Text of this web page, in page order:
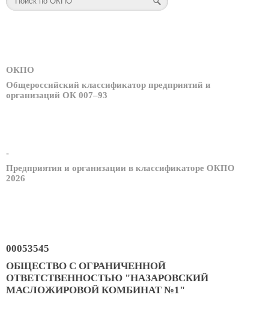
ОКПО
Общероссийский классификатор предприятий и
организаций ОК 007–93
-
Предприятия и организации в классификаторе ОКПО
2026
00053545
ОБЩЕСТВО С ОГРАНИЧЕННОЙ
ОТВЕТСТВЕННОСТЬЮ "НАЗАРОВСКИЙ
МАСЛОЖИРОВОЙ КОМБИНАТ №1"